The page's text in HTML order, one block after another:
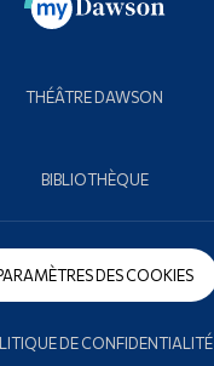
THÉÂTRE DAWSON
BIBLIOTHÈQUE
DES COOKIES
DE CONFIDENTIALITÉ